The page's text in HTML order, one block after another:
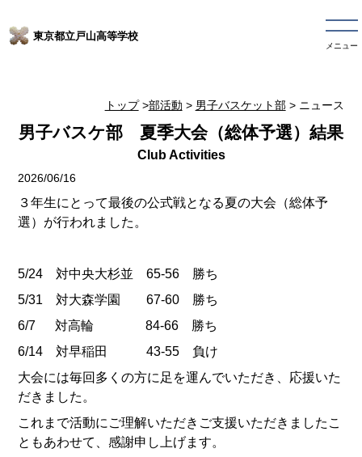
東京都立戸山高等学校
メニュー
トップ>部活動 > 男子バスケット部> ニュース
男子バスケ部 夏季大会（総体予選）結果
2026/06/16
３年生にとって最後の公式戦となる夏の大会（総体予
選）が行われました。
5/24 対中央大杉並 65-56 勝ち
5/31 対大森学園 67-60 勝ち
6/7 対高輪 84-66 勝ち
6/14 対早稲田 43-55 負け
大会には毎回多くの方に足を運んでいただき、応援いた
だきました。
これまで活動にご理解いただきご支援いただきましたこ
ともあわせて、感謝申し上げます。